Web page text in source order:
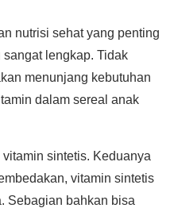
nutrisi sehat yang penting
lengkap. Tidak
menunjang kebutuhan
dalam sereal anak
sintetis. Keduanya
vitamin sintetis
Sebagian bahkan bisa